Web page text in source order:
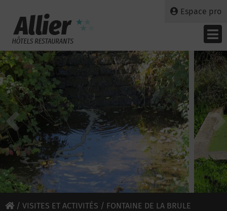
Espace pro
/ VISITES ET ACTIVITÉS / FONTAINE DE LA BRULE